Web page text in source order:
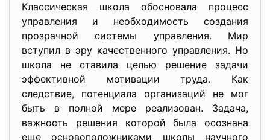
Классическая школа обосновала процесс
управления и необходимость создания
прозрачной системы управления. Мир
вступил в эру качественного управления. Но
школа не ставила целью решение задачи
эффективной мотивации труда. Как
следствие, потенциала организаций не мог
быть в полной мере реализован. Задача,
важность решения которой была осознана
еще основоположниками школы научного